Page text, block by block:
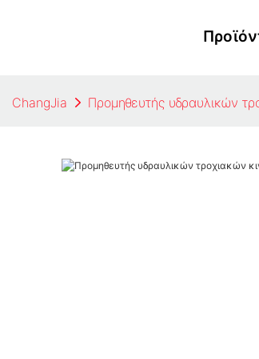
ChangJia Προμηθευτής υδραυλικών